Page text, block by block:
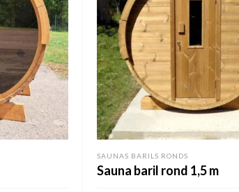
SAUNAS BARILS RONDS
Sauna baril rond 1,5 m